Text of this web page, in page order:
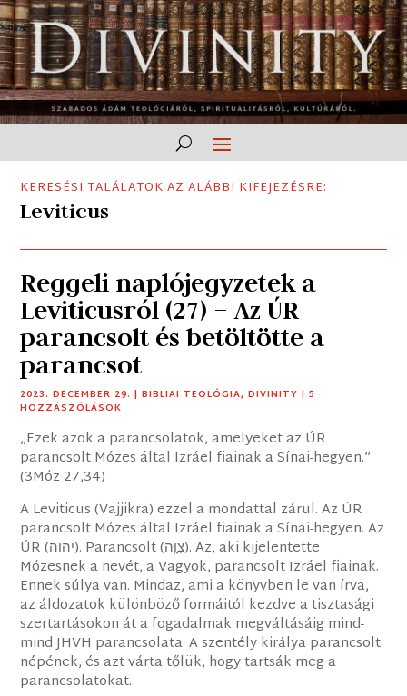
KERESÉSI TALÁLATOK AZ ALÁBBI KIFEJEZÉSRE:
Leviticus
Reggeli naplójegyzetek a
Leviticusról (27) – Az ÚR
parancsolt és betöltötte a
parancsot
2023. DECEMBER 29. |BIBLIAI TEOLÓGIA,DIVINITY | 5
HOZZÁSZÓLÁSOK
„Ezek azok a parancsolatok, amelyeket az ÚR
parancsolt Mózes által Izráel fiainak a Sínai-hegyen.”
(3Móz 27,34)
A Leviticus (Vajjikra) ezzel a mondattal zárul. Az ÚR
parancsolt Mózes által Izráel fiainak a Sínai-hegyen. Az
ÚR (יהוה). Parancsolt (‎צִוָּ֧ה). Az, aki kijelentette
Mózesnek a nevét, a Vagyok, parancsolt Izráel fiainak.
Ennek súlya van. Mindaz, ami a könyvben le van írva,
az áldozatok különböző formáitól kezdve a tisztasági
szertartásokon át a fogadalmak megváltásáig mind-
mind JHVH parancsolata. A szentély királya parancsolt
népének, és azt várta tőlük, hogy tartsák meg a
parancsolatokat.